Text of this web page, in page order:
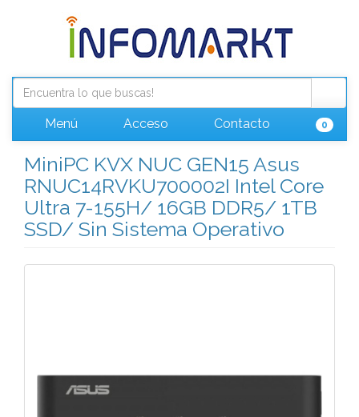
Menú Acceso Contacto 0
MiniPC KVX NUC GEN15 Asus
RNUC14RVKU700002I Intel Core
Ultra 7-155H/ 16GB DDR5/ 1TB
SSD/ Sin Sistema Operativo